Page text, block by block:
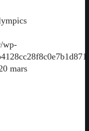
wp-
mars